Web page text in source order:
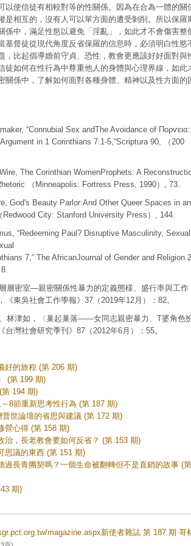
以使信徒有相較對等的性關係。因為在合為一體的關
是相互的，沒有人可以單方面的遭受剝削。所以保羅
係中，滿足性慾以避免「淫亂」，如此才不會傷害整
基督徒從現代角度反省保羅的信息時，必須明白性慾
，比起倡導婚前守貞、恐性，教會更應該好好面對與
徒如何在性行為中尊重他人的身體與心理界線，如此
關係中，了解如何面對各種身體、精神以及性方面的
“Connubial Sex andThe Avoidance of Πoρѵԑια:
in 1 Corinthians 7:1-5,”Scriptura 90, （200
The Corinthian WomenProphets: A
（Minneapolis: Fortress Press, 1990）, 73.
God's Beauty Parlor:And Other Queer Spaces in
Redwood City: Stanford University Press）, 144.
“Redeeming Paul? Disruptive Masculinity, Sexual
7,” The AfricanJournal of Gender and Religion 2
層密室—親密關係性暴力的定義態樣、盛行率與工作
《東吳社會工作學報》37（2019年12月）：82。
林津如，〈巢起巢落——女同志親密暴力、T婆角色
台灣社會研究季刊》87（2012年6月）：55。
好的旅程 (第 206 期)
(第 199 期)
194 期)
8節重新思考性行為 (第 187 期)
世論壇的省思與建議 (第 172 期)
心得 (第 158 期)
治，長老教會要如何反省？ (第 153 期)
思議的東西 (第 151 期)
過長青團契嗎？一個生命被翻轉但不是直銷的故事 (
期)
magazine.aspx新使者雜誌 第 187 期 哥